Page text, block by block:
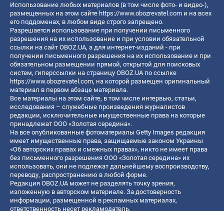
Использование любых материалов (в том числе фото- и видео-),
размещенных на этом сайте https://www.obozrevatel.com и на всех
его поддоменах, в любом виде строго запрещено.
Разрешается использование при получении письменного
разрешения на их использование и при условии обязательной
ссылки на сайт OBOZ.UA, а для интернет-изданий - при
получении письменного разрешения на их использование и при
обязательном размещении прямой, открытой для поисковых
систем, гиперссылки на страницу OBOZ.UA по ссылке
https://www.obozrevatel.com, на которой размещен оригинальный
материал в первом абзаце материала.
Все материалы на этом сайте, в том числе интервью, статьи,
исследования – служебные произведения журналистов
редакции, исключительные имущественные права на которые
принадлежат ООО «Золотая середина».
На все опубликованные фотоматериалы Getty Images редакция
имеет имущественные права, защищаемые законом Украины
«Об авторских правах и смежных правах», никто не имеет права
без письменного разрешения ООО «Золотая середина» их
использовать, они не подлежат дальнейшему воспроизводству,
переводу, распространению в любой форме.
Редакция OBOZ.UA может не разделять точку зрения,
изложенную в авторском материале. За достоверность
информации, размещенной в рекламных материалах,
ответственность несет рекламодатель.